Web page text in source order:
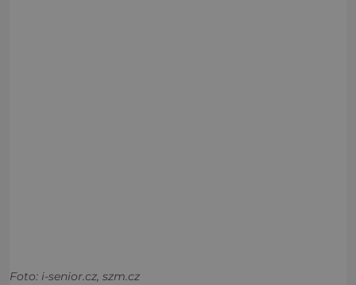
Foto: i-senior.cz, szm.cz